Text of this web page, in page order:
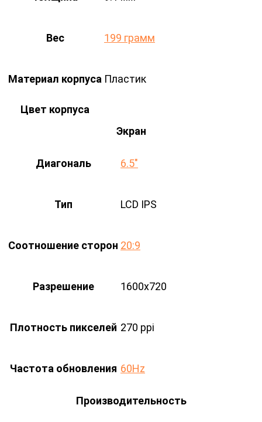
Вес 199 грамм
Материал корпуса Пластик
Цвет корпуса
Экран
Диагональ 6.5"
Тип LCD IPS
Соотношение сторон 20:9
Разрешение 1600х720
Плотность пикселей 270 ppi
Частота обновления 60Hz
Производительность